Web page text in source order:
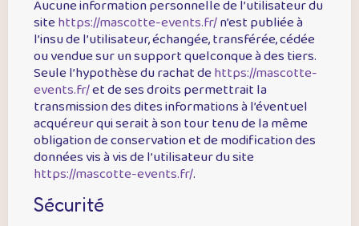
Aucune information personnelle de l’utilisateur du
sitehttps://mascotte-events.fr/n’est publiée à
l’insu de l’utilisateur, échangée, transférée, cédée
ou vendue sur un support quelconque à des tiers.
Seule l’hypothèse du rachat dehttps://mascotte-
events.fr/et de ses droits permettrait la
transmission des dites informations à l’éventuel
acquéreur qui serait à son tour tenu de la même
obligation de conservation et de modification des
données vis à vis de l’utilisateur du site
https://mascotte-events.fr/.
Sécurité